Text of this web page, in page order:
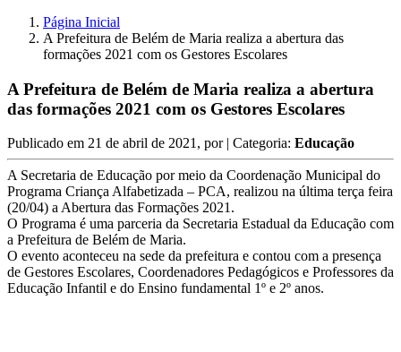
Página Inicial
A Prefeitura de Belém de Maria realiza a abertura das
formações 2021 com os Gestores Escolares
A Prefeitura de Belém de Maria realiza a abertura
das formações 2021 com os Gestores Escolares
Publicado em 21 de abril de 2021, por | Categoria: Educação
A Secretaria de Educação por meio da Coordenação Municipal do
Programa Criança Alfabetizada – PCA, realizou na última terça feira
(20/04) a Abertura das Formações 2021.
O Programa é uma parceria da Secretaria Estadual da Educação com
a Prefeitura de Belém de Maria.
O evento aconteceu na sede da prefeitura e contou com a presença
de Gestores Escolares, Coordenadores Pedagógicos e Professores da
Educação Infantil e do Ensino fundamental 1º e 2º anos.